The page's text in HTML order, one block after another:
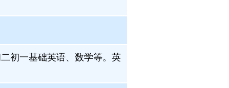
初一基础英语、数学等。英